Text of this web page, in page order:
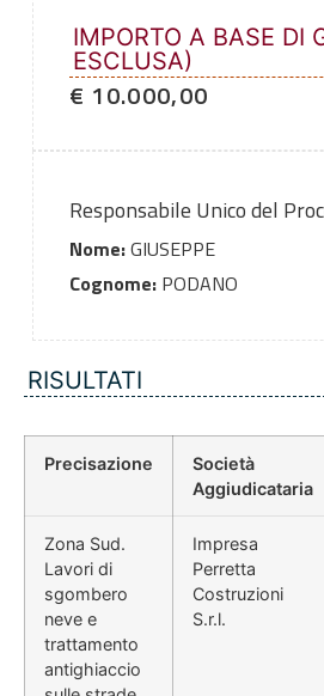
IMPORTO A BASE DI
ESCLUSA)
€ 10.000,00
Responsabile Unico del
Nome:GIUSEPPE
Cognome:PODANO
RISULTATI
Precisazione
Società
Aggiudicataria
Zona Sud.
Lavori di
sgombero
neve e
trattamento
antighiaccio
Impresa
Perretta
Costruzioni
S.r.l.